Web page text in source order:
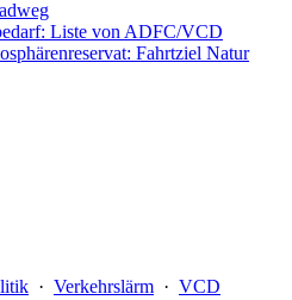
Liste von ADFC/VCD
Fahrtziel Natur
· Verkehrslärm · VCD